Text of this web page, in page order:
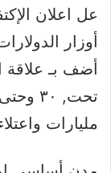
عل اعلان
أوزار
أضف بـ علاقة
تحت,
مليارات